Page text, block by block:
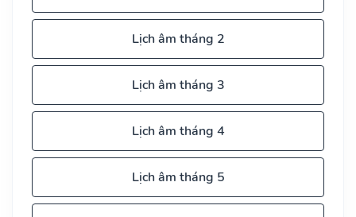
Lịch âm tháng 2
Lịch âm tháng 3
Lịch âm tháng 4
Lịch âm tháng 5